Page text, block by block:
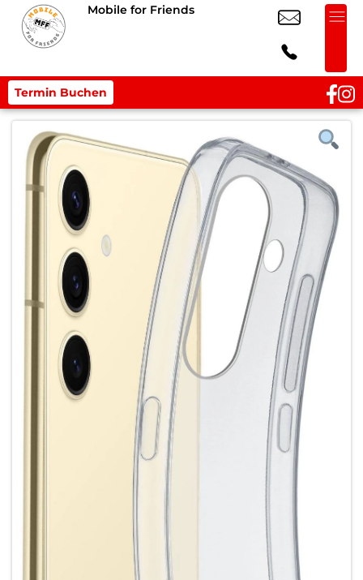
Mobile for Friends
Termin Buchen